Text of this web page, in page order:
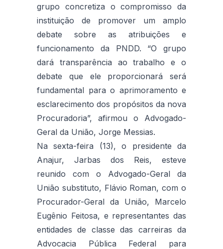
grupo concretiza o compromisso da
instituição de promover um amplo
debate sobre as atribuições e
funcionamento da PNDD. “O grupo
dará transparência ao trabalho e o
debate que ele proporcionará será
fundamental para o aprimoramento e
esclarecimento dos propósitos da nova
Procuradoria”, afirmou o Advogado-
Geral da União, Jorge Messias.
Na sexta-feira (13), o presidente da
Anajur, Jarbas dos Reis, esteve
reunido com o Advogado-Geral da
União substituto, Flávio Roman, com o
Procurador-Geral da União, Marcelo
Eugênio Feitosa, e representantes das
entidades de classe das carreiras da
Advocacia Pública Federal para